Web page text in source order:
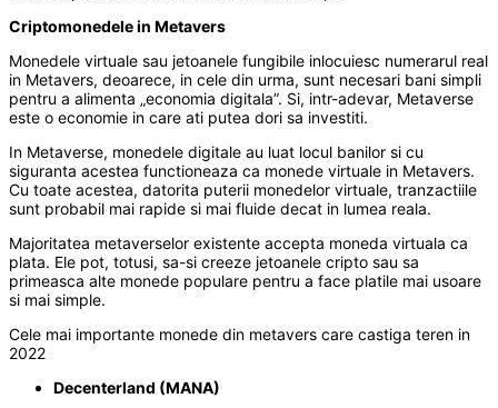
Criptomonedele in Metavers
Monedele virtuale sau jetoanele fungibile inlocuiesc numerarul real
in Metavers, deoarece, in cele din urma, sunt necesari bani simpli
pentru a alimenta „economia digitala”. Si, intr-adevar, Metaverse
este o economie in care ati putea dori sa investiti.
In Metaverse, monedele digitale au luat locul banilor si cu
siguranta acestea functioneaza ca monede virtuale in Metavers.
Cu toate acestea, datorita puterii monedelor virtuale, tranzactiile
sunt probabil mai rapide si mai fluide decat in ​​lumea reala.
Majoritatea metaverselor existente accepta moneda virtuala ca
plata. Ele pot, totusi, sa-si creeze jetoanele cripto sau sa
primeasca alte monede populare pentru a face platile mai usoare
si mai simple.
Cele mai importante monede din metavers care castiga teren in
2022
Decenterland (MANA)